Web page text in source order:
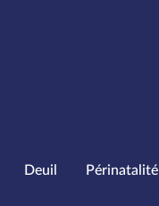
Deuil Périnatalité